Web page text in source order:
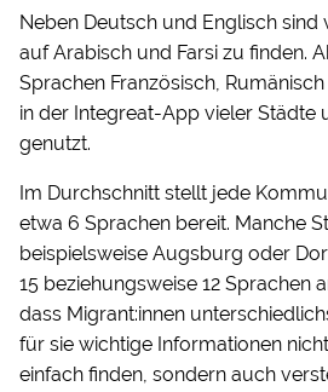
Neben Deutsch und Englisch
auf Arabisch und Farsi zu finden.
Sprachen Französisch,
in der Integreat-App vieler Städte
genutzt.
Im Durchschnitt stellt jede
etwa 6 Sprachen bereit. Manche
beispielsweise Augsburg oder
15 beziehungsweise 12 Sprachen
dass Migrant:innen
für sie wichtige Informationen
einfach finden, sondern auch